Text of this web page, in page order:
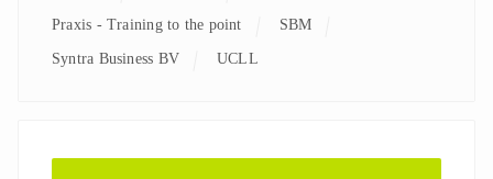
Praxis - Training to the point SBM
Syntra Business BV UCLL